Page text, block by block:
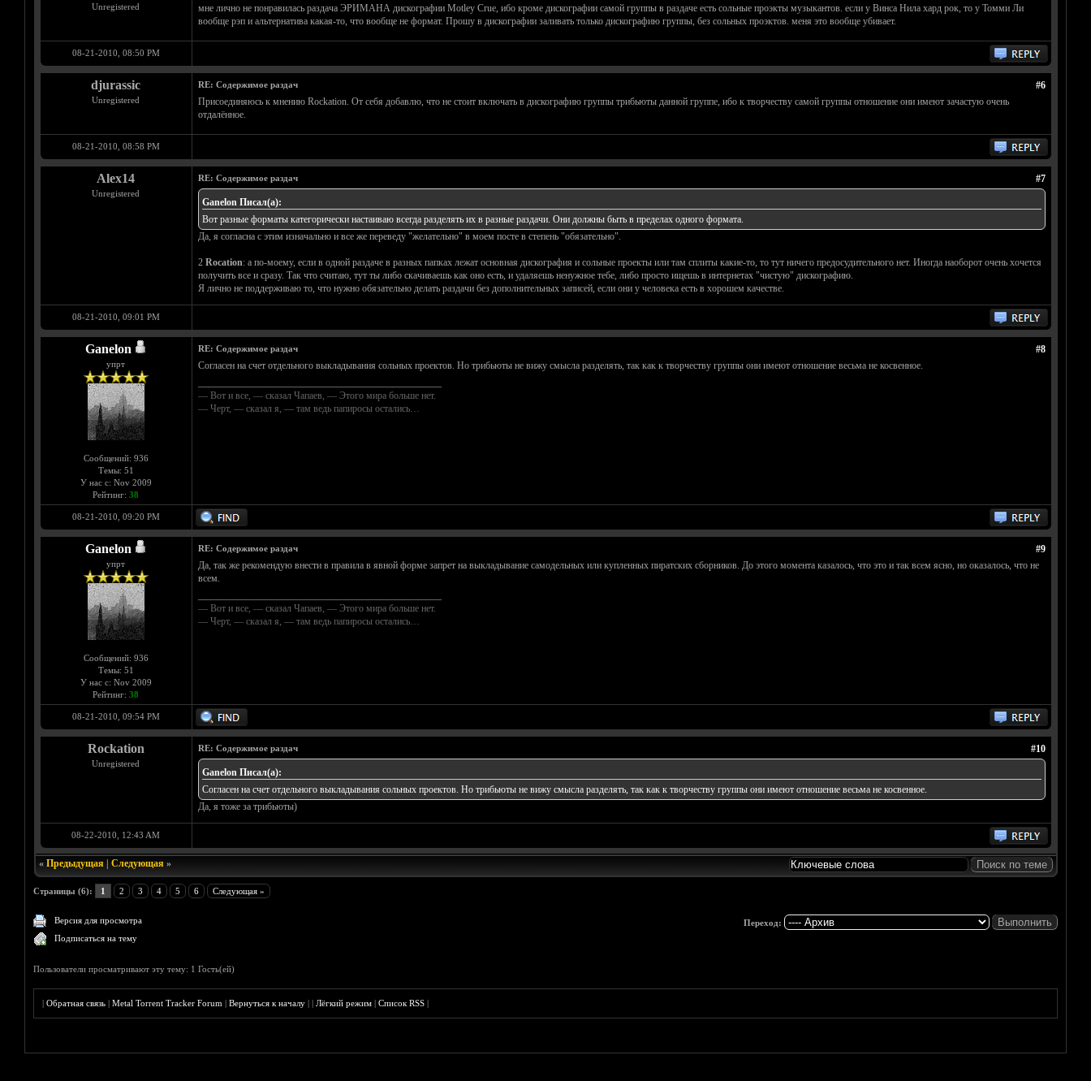
Unregistered
мне лично не понравилась раздача ЭРИМАНА дискографии Motley Crue, ибо кроме дискографии самой группы в раздаче есть сольные проэкты музыкантов. если у Винса Нила хард рок, то у Томми Ли
вообще рэп и альтернатива какая-то, что вообще не формат. Прошу в дискографии заливать только дискографию группы, без сольных проэктов. меня это вообще убивает.
08-21-2010, 08:50 PM
djurassic
Unregistered
#6
RE: Содержимое раздач
Присоединяюсь к мнению Rockation. От себя добавлю, что не стоит включать в дискографию группы трибьюты данной группе, ибо к творчеству самой группы отношение они имеют зачастую очень
отдалённое.
08-21-2010, 08:58 PM
Alex14
Unregistered
#7
RE: Содержимое раздач
Ganelon Писал(а):
Вот разные форматы категорически настаиваю всегда разделять их в разные раздачи. Они должны быть в пределах одного формата.
Да, я согласна с этим изначально и все же переведу "желательно" в моем посте в степень "обязательно".
2 Rocation: а по-моему, если в одной раздаче в разных папках лежат основная дискография и сольные проекты или там сплиты какие-то, то тут ничего предосудительного нет. Иногда наоборот очень хочется
получить все и сразу. Так что считаю, тут ты либо скачиваешь как оно есть, и удаляешь ненужное тебе, либо просто ищешь в интернетах "чистую" дискографию.
Я лично не поддерживаю то, что нужно обязательно делать раздачи без дополнительных записей, если они у человека есть в хорошем качестве.
08-21-2010, 09:01 PM
Ganelon
упрт
Сообщений: 936
Темы: 51
У нас с: Nov 2009
Рейтинг: 38
#8
RE: Содержимое раздач
Согласен на счет отдельного выкладывания сольных проектов. Но трибьюты не вижу смысла разделять, так как к творчеству группы они имеют отношение весьма не косвенное.
— Вот и все, — сказал Чапаев, — Этого мира больше нет.
— Черт, — сказал я, — там ведь папиросы остались…
08-21-2010, 09:20 PM
Ganelon
упрт
Сообщений: 936
Темы: 51
У нас с: Nov 2009
Рейтинг: 38
#9
RE: Содержимое раздач
Да, так же рекомендую внести в правила в явной форме запрет на выкладывание самодельных или купленных пиратских сборников. До этого момента казалось, что это и так всем ясно, но оказалось, что не
всем.
— Вот и все, — сказал Чапаев, — Этого мира больше нет.
— Черт, — сказал я, — там ведь папиросы остались…
08-21-2010, 09:54 PM
Rockation
Unregistered
#10
RE: Содержимое раздач
Ganelon Писал(а):
Согласен на счет отдельного выкладывания сольных проектов. Но трибьюты не вижу смысла разделять, так как к творчеству группы они имеют отношение весьма не косвенное.
Да, я тоже за трибьюты)
08-22-2010, 12:43 AM
« Предыдущая| Следующая»
Страницы (6): 1 2 3 4 5 6 Следующая »
Версия для просмотра
Подписаться на тему
Переход:
Пользователи просматривают эту тему: 1 Гость(ей)
|Обратная связь |Metal Torrent Tracker Forum |Вернуться к началу ||Лёгкий режим |Список RSS |